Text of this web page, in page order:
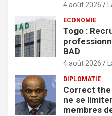
4 août 2026
ECONOMIE
Togo :
BAD
4 août 2026
DIPLOMATIE
Correct the
ne se
membres